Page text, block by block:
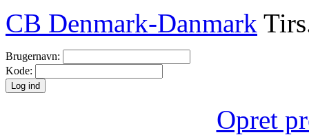
CB Denmark-Danmark
Brugernavn:
Kode:
Opret